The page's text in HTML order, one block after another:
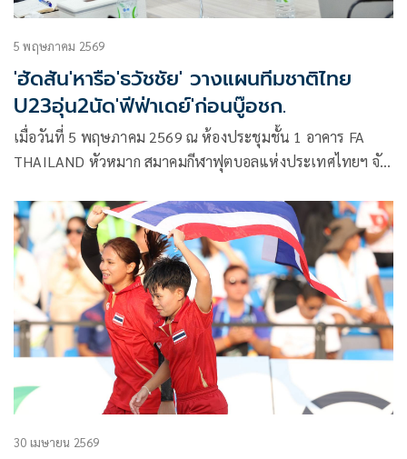
5 พฤษภาคม 2569
'ฮัดสัน'หารือ'ธวัชชัย' วางแผนทีมชาติไทย
U23อุ่น2นัด'ฟีฟ่าเดย์'ก่อนบู๊อชก.
เมื่อวันที่ 5 พฤษภาคม 2569 ณ ห้องประชุมชั้น 1 อาคาร FA
THAILAND หัวหมาก สมาคมกีฬาฟุตบอลแห่งประเทศไทยฯ จัด
อายุไม่เกิน 23 ปี เกี่ยวกับ แผนงานต่างๆ ในการเก็บตัวช่วง ฟีฟ่า
เดย์ เดือนมิถุนายน 2569
30 เมษายน 2569